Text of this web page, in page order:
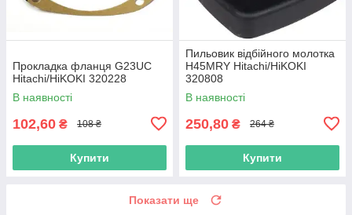
Прокладка фланця G23UC
Hitachi/HiKOKI 320228
В наявності
102,60 ₴ 108 ₴
Купити
Пильовик відбійного молотка
H45MRY Hitachi/HiKOKI
320808
В наявності
250,80 ₴ 264 ₴
Купити
Показати ще